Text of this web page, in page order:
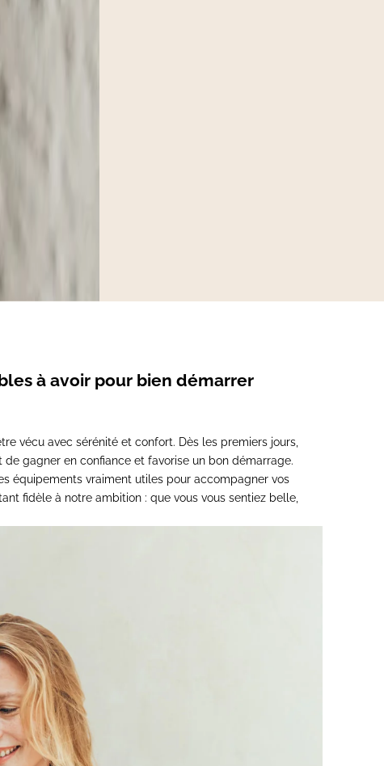
à avoir pour bien démarrer
vécu avec sérénité et confort. Dès les premiers jours,
gagner en confiance et favorise un bon démarrage.
équipements vraiment utiles pour accompagner vos
fidèle à notre ambition : que vous vous sentiez belle,